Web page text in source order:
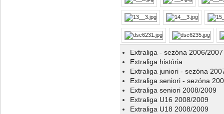
Extraliga - sezóna 2006/2007
Extraliga história
Extraliga juniori - sezóna
Extraliga seniori - sezóna
Extraliga seniori 2008/2009
Extraliga U16 2008/2009
Extraliga U18 2008/2009